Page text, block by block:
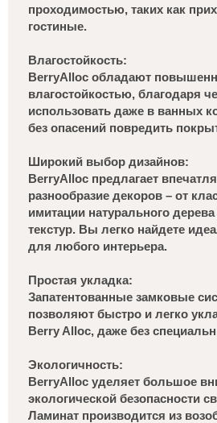
проходимостью, таких как
гостиные.
Влагостойкость:
BerryAlloc обладают
влагостойкостью, благодаря
использовать даже в ванных
без опасений повредить
Широкий выбор дизайнов:
BerryAlloc предлагает
разнообразие декоров – от
имитации натурального
текстур. Вы легко найдете
для любого интерьера.
Простая укладка:
Запатентованные замковые
позволяют быстро и легко
Berry Alloc, даже без
Экологичность:
BerryAlloc уделяет большое
экологической безопасности
Ламинат производится из